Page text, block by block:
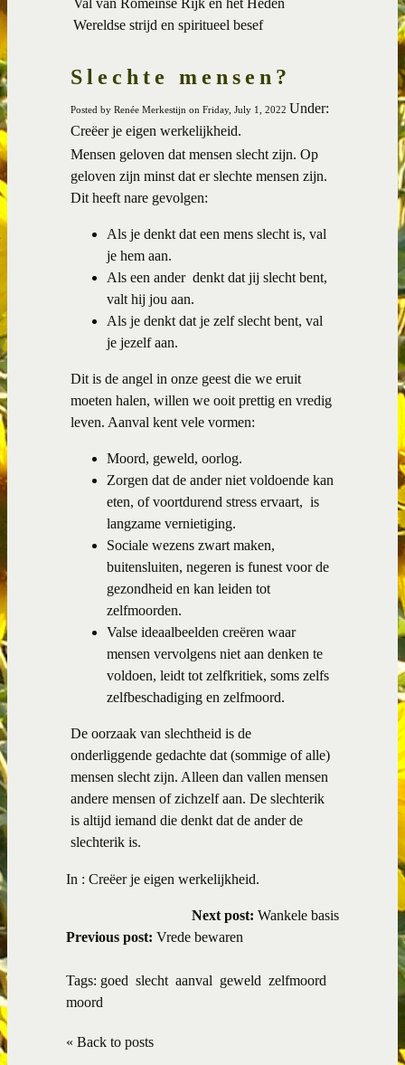
Wereldse strijd en spiritueel besef
Slechte mensen?
Posted by Renée Merkestijn on Friday, July 1, 2022 Under:
Creëer je eigen werkelijkheid.
Mensen geloven dat mensen slecht zijn. Op
geloven zijn minst dat er slechte mensen zijn.
Dit heeft nare gevolgen:
Als je denkt dat een mens slecht is, val
je hem aan.
Als een ander denkt dat jij slecht bent,
valt hij jou aan.
Als je denkt dat je zelf slecht bent, val
je jezelf aan.
Dit is de angel in onze geest die we eruit
moeten halen, willen we ooit prettig en vredig
leven. Aanval kent vele vormen:
Moord, geweld, oorlog.
Zorgen dat de ander niet voldoende kan
eten, of voortdurend stress ervaart, is
langzame vernietiging.
Sociale wezens zwart maken,
buitensluiten, negeren is funest voor de
gezondheid en kan leiden tot
zelfmoorden.
Valse ideaalbeelden creëren waar
mensen vervolgens niet aan denken te
voldoen, leidt tot zelfkritiek, soms zelfs
zelfbeschadiging en zelfmoord.
De oorzaak van slechtheid is de
onderliggende gedachte dat (sommige of alle)
mensen slecht zijn. Alleen dan vallen mensen
andere mensen of zichzelf aan. De slechterik
is altijd iemand die denkt dat de ander de
slechterik is.
In : Creëer je eigen werkelijkheid.
Next post: Wankele basis
Previous post: Vrede bewaren
Tags: goed slecht aanval geweld zelfmoord
moord
« Back to posts